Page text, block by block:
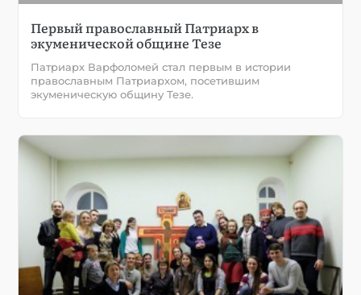
Первый православный Патриарх в
экуменической общине Тезе
Патриарх Варфоломей стал первым в истории
православным Патриархом, посетившим
экуменическую общину Тезе.